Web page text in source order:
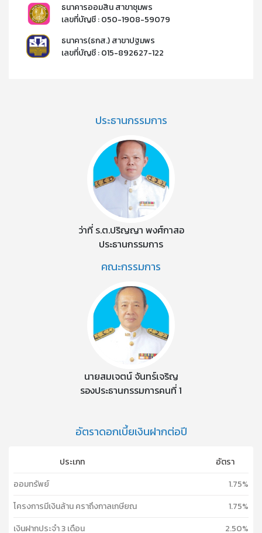
ธนาคารออมสิน สาขาชุมพร
เลขที่บัญชี : 050-1908-59079​
ธนาคาร(ธกส.) สาขาปฐมพร
เลขที่บัญชี : 015-892627-122​​
ประธานกรรมการ
ว่าที่ ร.ต.ปริญญา พงศ์กาสอ
ประธานกรรมการ
คณะกรรมการ
นายสมเจตน์ จันทร์เจริญ
รองประธานกรรมการคนที่ 1
อัตราดอกเบี้ยเงินฝากต่อปี
ประเภท
อัตรา
ออมทรัพย์
1.75%
โครงการมีเงินล้าน คราถึงกาลเกษียณ
1.75%
เงินฝากประจำ 3 เดือน
2.50%